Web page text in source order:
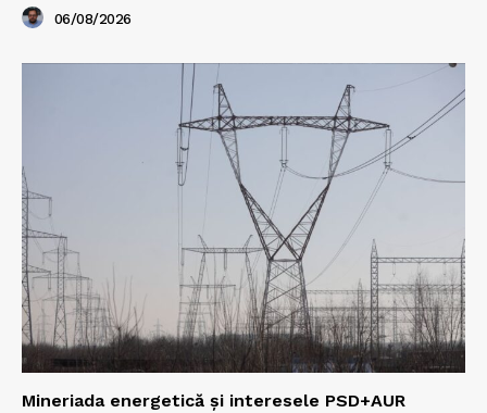
06/08/2026
Mineriada energetică și interesele PSD+AUR